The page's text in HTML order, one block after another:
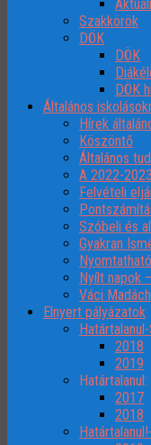
Szakkörök
DÖK
DÖK
DÖK
Általános
Hírek
Köszöntő
Általános
A 2022-
Felvételi
Szóbeli és
Gyakran
Nyílt napok
Váci
Elnyert pályázatok
2018
2019
2017
2018